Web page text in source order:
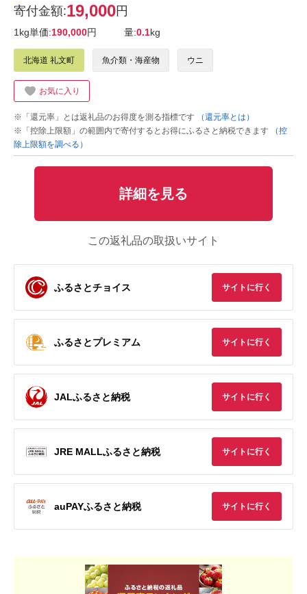
寄付金額:19,000円
1kg単価:190,000円 量:0.1kg
北海道 礼文町 魚介類・海産物 ウニ
お気に入り
※「還元率」とは返礼品のお得度を測る指標です
（還元率とは）
※「控除上限額」の範囲内で寄付するとお得にふるさと納税できます
（控
除上限額を調べる）
詳細を見る
この返礼品の取扱いサイト
ふるさとチョイス サイトに行く
ふるさとプレミアム サイトに行く
JALふるさと納税 サイトに行く
JRE MALLふるさと納税 サイトに行く
auPAYふるさと納税 サイトに行く